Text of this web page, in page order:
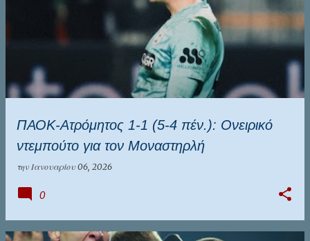
ΠΑΟΚ-Ατρόμητος 1-1 (5-4 πέν.): Ονειρικό
ντεμπούτο για τον Μοναστηρλή
την Ιανουαρίου 06, 2026
0